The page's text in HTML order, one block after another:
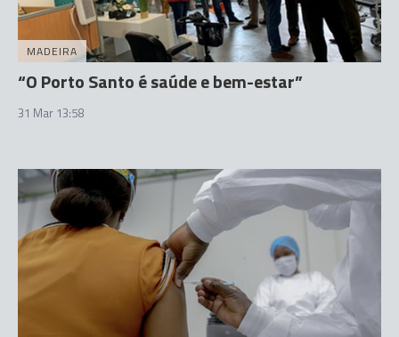
MADEIRA
“O Porto Santo é saúde e bem-estar”
31 Mar 13:58